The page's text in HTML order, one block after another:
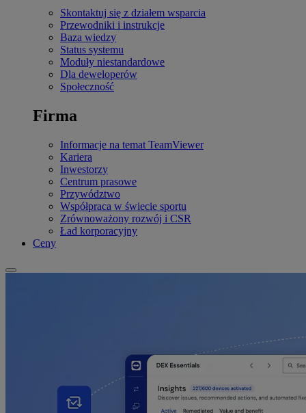
Skontaktuj się z działem wsparcia
Przewodniki i instrukcje
Baza wiedzy
Status systemu
Moduły niestandardowe
Dla deweloperów
Społeczność
Firma
Informacje na temat TeamViewer
Kariera
Inwestorzy
Centrum prasowe
Przywództwo
Współpraca w świecie sportu
Zrównoważony rozwój i CSR
Ład korporacyjny
Ceny